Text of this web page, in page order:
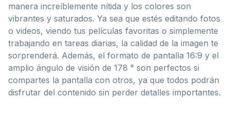
manera increíblemente nítida y los colores son
vibrantes y saturados. Ya sea que estés editando fotos
o videos, viendo tus películas favoritas o simplemente
trabajando en tareas diarias, la calidad de la imagen te
sorprenderá. Además, el formato de pantalla 16:9 y el
amplio ángulo de visión de 178 ° son perfectos si
compartes la pantalla con otros, ya que todos podrán
disfrutar del contenido sin perder detalles importantes.